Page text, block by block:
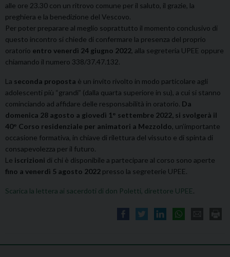
alle ore 23.30 con un ritrovo comune per il saluto, il grazie, la
preghiera e la benedizione del Vescovo.
Per poter preparare al meglio soprattutto il momento conclusivo di
questo incontro si chiede di confermare la presenza del proprio
oratorio entro venerdì 24 giugno 2022 , alla segreteria UPEE oppure
chiamando il numero 338/37.47.132.
La seconda proposta è un invito rivolto in modo particolare agli
adolescenti più “grandi” (dalla quarta superiore in su), a cui si stanno
cominciando ad affidare delle responsabilità in oratorio. Da
domenica 28 agosto a giovedì 1° settembre 2022, si svolgerà il
40° Corso residenziale per animatori a Mezzoldo , un’importante
occasione formativa, in chiave di rilettura del vissuto e di spinta di
consapevolezza per il futuro.
Le iscrizioni di chi è disponibile a partecipare al corso sono aperte
fino a venerdì 5 agosto 2022 presso la segreterie UPEE.
Scarica la lettera ai sacerdoti di don Poletti, direttore UPEE.